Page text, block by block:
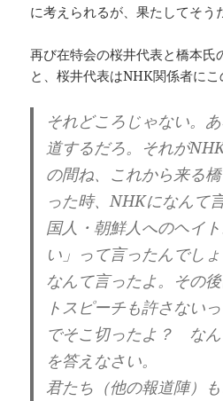
に考えられるが、果たしてそう
再び在特会の桜井代表と橋本氏
と、桜井代表はNHK関係者にこ
それどころじゃない。
道するだろ。それが
の間ね、これから来る
った時、NHKになんて
国人・朝鮮人へのヘイ
い」って言ったんでし
なんて言ったよ。その
トスピーチも許さない
でそこ切ったよ？ な
を答えなさい。
君たち（他の報道陣）